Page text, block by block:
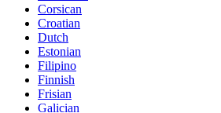
Corsican
Croatian
Dutch
Estonian
Filipino
Finnish
Frisian
Galician